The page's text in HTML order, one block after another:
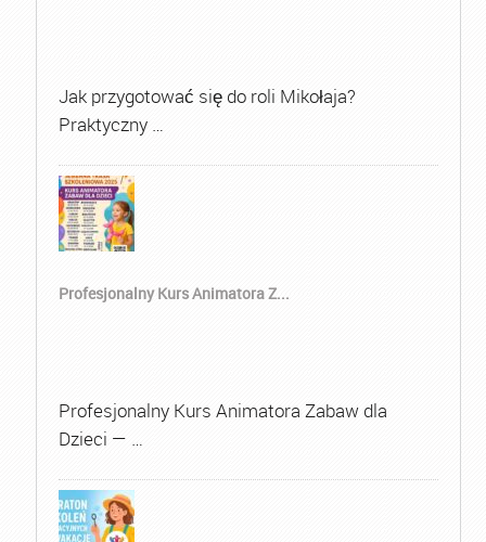
Jak przygotować się do roli Mikołaja?
Praktyczny …
Profesjonalny Kurs Animatora Z...
Profesjonalny Kurs Animatora Zabaw dla
Dzieci — …